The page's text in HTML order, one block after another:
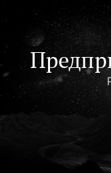
содержимому